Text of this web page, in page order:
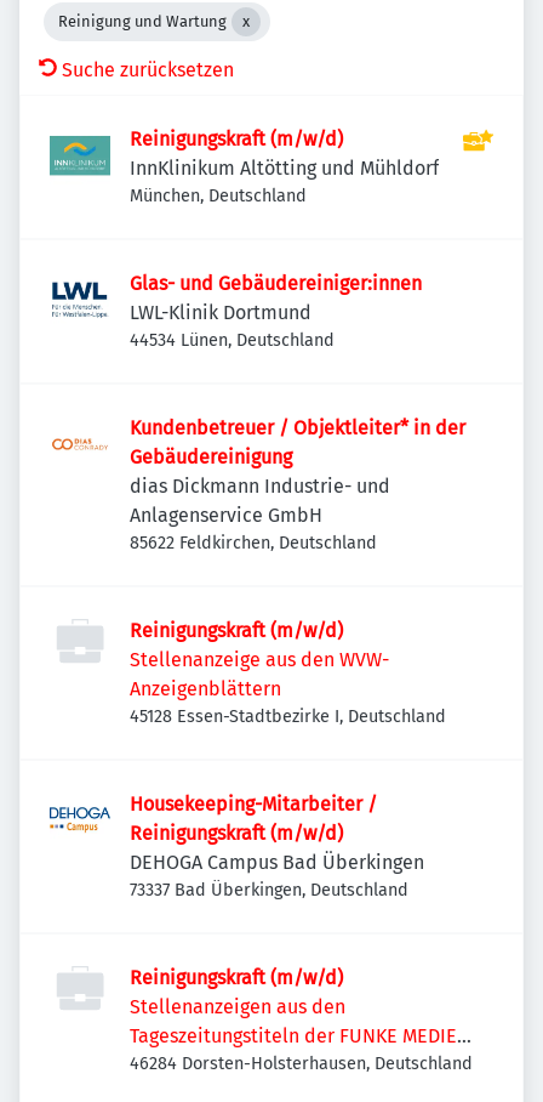
Reinigung und Wartung
Suche zurücksetzen
Reinigungskraft (m/w/d)
InnKlinikum Altötting und Mühldorf
München, Deutschland
Glas- und Gebäudereiniger:innen
LWL-Klinik Dortmund
44534 Lünen, Deutschland
Kundenbetreuer / Objektleiter* in der
Gebäudereinigung
dias Dickmann Industrie- und
Anlagenservice GmbH
85622 Feldkirchen, Deutschland
Reinigungskraft (m/w/d)
Stellenanzeige aus den WVW-
Anzeigenblättern
45128 Essen-Stadtbezirke I, Deutschland
Housekeeping-Mitarbeiter /
Reinigungskraft (m/w/d)
DEHOGA Campus Bad Überkingen
73337 Bad Überkingen, Deutschland
Reinigungskraft (m/w/d)
Stellenanzeigen aus den
Tageszeitungstiteln der FUNKE MEDIEN
NRW
46284 Dorsten-Holsterhausen, Deutschland